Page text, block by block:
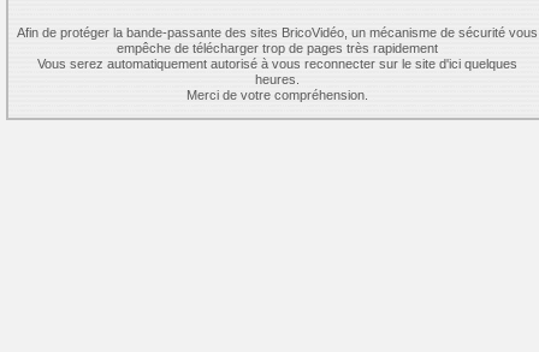
Afin de protéger la bande-passante des sites BricoVidéo, un mécanisme de sécurité vous
empêche de télécharger trop de pages très rapidement
Vous serez automatiquement autorisé à vous reconnecter sur le site d'ici quelques
heures.
Merci de votre compréhension.